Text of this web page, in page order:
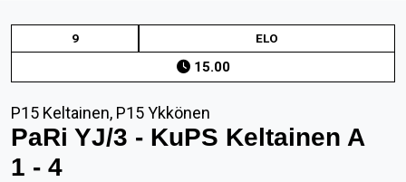
9 ELO
15.00
P15 Keltainen, P15 Ykkönen
PaRi YJ/3 - KuPS Keltainen A
1 - 4